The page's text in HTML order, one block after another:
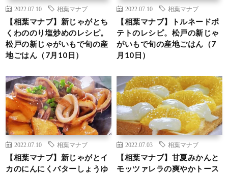
2022.07.10 相葉マナブ
【相葉マナブ】新じゃがとち
くわののり塩炒めのレシピ。
松戸の新じゃがいもで旬の産
地ごはん（7月10日）
2022.07.10 相葉マナブ
【相葉マナブ】トルネードポ
テトのレシピ。松戸の新じゃ
がいもで旬の産地ごはん（7
月10日）
2022.07.10 相葉マナブ
【相葉マナブ】新じゃがとイ
カのにんにくバターしょうゆ
2022.07.03 相葉マナブ
【相葉マナブ】甘夏みかんと
モッツァレラの爽やかトース